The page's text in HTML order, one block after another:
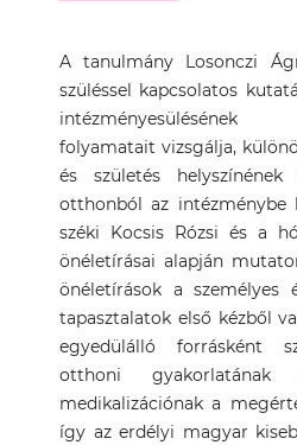
A tanulmány Losonczi
szüléssel kapcsolatos
intézményesülésének
folyamatait vizsgálja,
és születés helyszínének
otthonból az intézménybe
széki Kocsis Rózsi és a
önéletírásai alapján
önéletírások a személyes
tapasztalatok első kézből
egyedülálló forrásként
otthoni
medikalizációnak a
így az erdélyi magyar